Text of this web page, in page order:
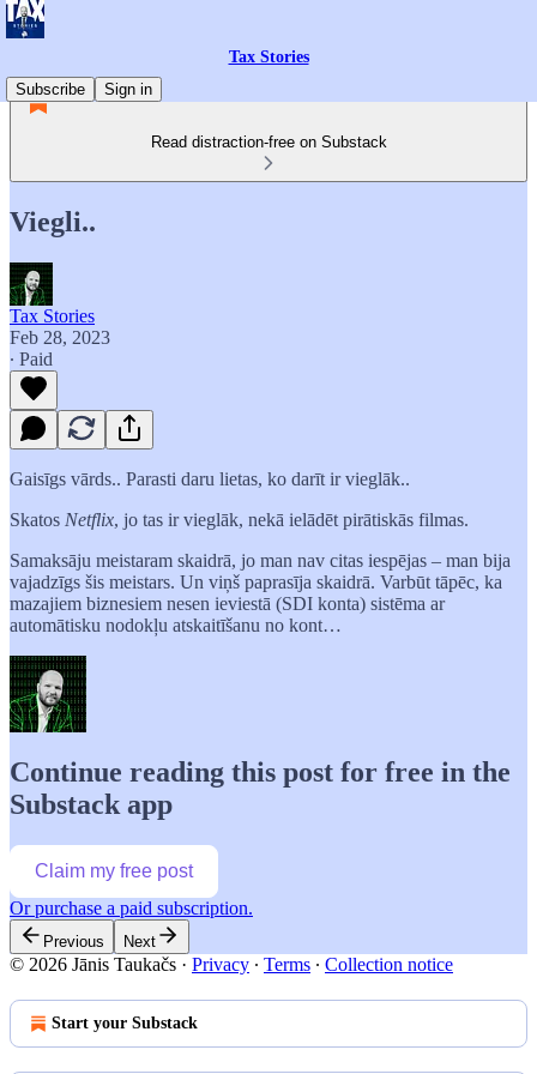
Tax Stories
Subscribe
Sign in
Read distraction-free on Substack
Viegli..
Tax Stories
Feb 28, 2023
∙ Paid
Gaisīgs vārds.. Parasti daru lietas, ko darīt ir vieglāk..
Skatos Netflix, jo tas ir vieglāk, nekā ielādēt pirātiskās filmas.
Samaksāju meistaram skaidrā, jo man nav citas iespējas – man bija
vajadzīgs šis meistars. Un viņš paprasīja skaidrā. Varbūt tāpēc, ka
mazajiem biznesiem nesen ieviestā (SDI konta) sistēma ar
automātisku nodokļu atskaitīšanu no kont…
Continue reading this post for free in the
Substack app
Claim my free post
Or purchase a paid subscription.
Previous Next
© 2026 Jānis Taukačs · Privacy ∙ Terms ∙ Collection notice
Start your Substack